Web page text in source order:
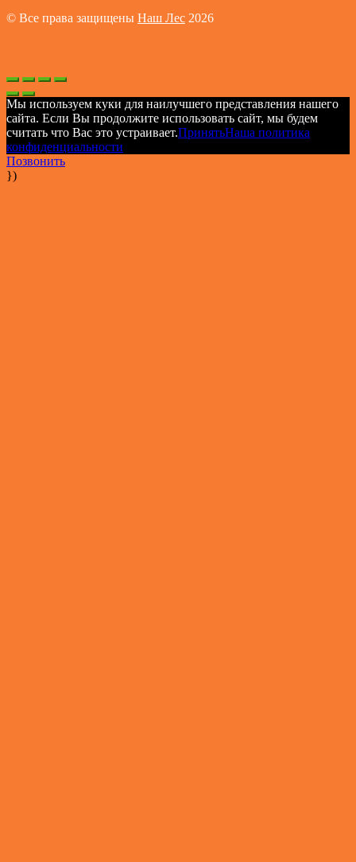
© Все права защищены Наш Лес 2026
Мы используем куки для наилучшего представления нашего
сайта. Если Вы продолжите использовать сайт, мы будем
считать что Вас это устраивает.ПринятьНаша политика
конфиденциальности
Позвонить
})